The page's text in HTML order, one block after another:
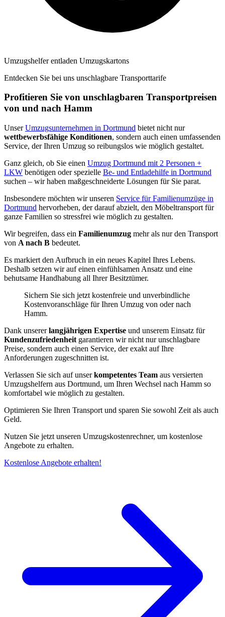
Umzugshelfer entladen Umzugskartons
Entdecken Sie bei uns unschlagbare Transporttarife
Profitieren Sie von unschlagbaren Transportpreisen
von und nach Hamm
UnserUmzugsunternehmen in Dortmund bietet nicht nur
wettbewerbsfähige Konditionen, sondern auch einen umfassenden
Service, der Ihren Umzug so reibungslos wie möglich gestaltet.
Ganz gleich, ob Sie einen Umzug Dortmund mit 2 Personen +
LKW benötigen oder spezielle Be- und Entladehilfe in Dortmund
suchen – wir haben maßgeschneiderte Lösungen für Sie parat.
Insbesondere möchten wir unseren Service für Familienumzüge in
Dortmund hervorheben, der darauf abzielt, den Möbeltransport für
ganze Familien so stressfrei wie möglich zu gestalten.
Wir begreifen, dass ein Familienumzug mehr als nur den Transport
von A nach B bedeutet.
Es markiert den Aufbruch in ein neues Kapitel Ihres Lebens.
Deshalb setzen wir auf einen einfühlsamen Ansatz und eine
behutsame Handhabung all Ihrer Besitztümer.
Sichern Sie sich jetzt kostenfreie und unverbindliche
Kostenvoranschläge für Ihren Umzug von oder nach
Hamm.
Dank unsererlangjährigen Expertise und unserem Einsatz für
Kundenzufriedenheit garantieren wir nicht nur unschlagbare
Preise, sondern auch einen Service, der exakt auf Ihre
Anforderungen zugeschnitten ist.
Verlassen Sie sich auf unserkompetentes Team aus versierten
Umzugshelfern aus Dortmund, um Ihren Wechsel nach Hamm so
komfortabel wie möglich zu gestalten.
Optimieren Sie Ihren Transport und sparen Sie sowohl Zeit als auch
Geld.
Nutzen Sie jetzt unseren Umzugskostenrechner, um kostenlose
Angebote zu erhalten.
Kostenlose Angebote erhalten!